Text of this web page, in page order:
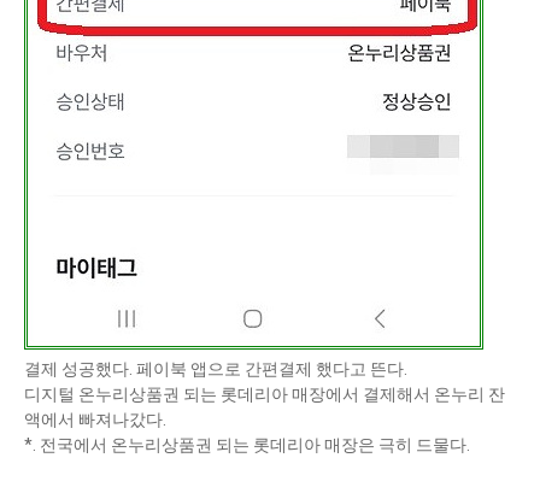
결제 성공했다. 페이북 앱으로 간편결제 했다고 뜬다.
디지털 온누리상품권 되는 롯데리아 매장에서 결제해서 온누리 잔
액에서 빠져나갔다.
*. 전국에서 온누리상품권 되는 롯데리아 매장은 극히 드물다.